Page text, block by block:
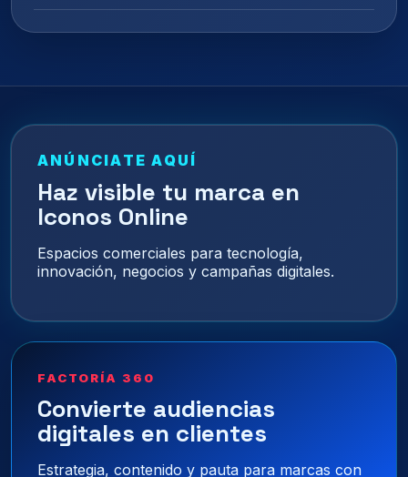
ANÚNCIATE AQUÍ
Haz visible tu marca en
Iconos Online
Espacios comerciales para tecnología,
innovación, negocios y campañas digitales.
FACTORÍA 360
Convierte audiencias
digitales en clientes
Estrategia, contenido y pauta para marcas con